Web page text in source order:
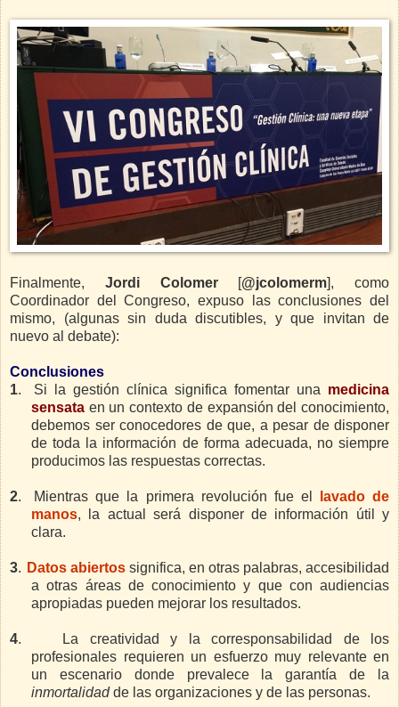
Finalmente, Jordi Colomer [@jcolomerm], como
Coordinador del Congreso, expuso las conclusiones del
mismo, (algunas sin duda discutibles, y que invitan de
nuevo al debate):
Conclusiones
1. Si la gestión clínica significa fomentar una medicina
sensata en un contexto de expansión del conocimiento,
debemos ser conocedores de que, a pesar de disponer
de toda la información de forma adecuada, no siempre
producimos las respuestas correctas.
2. Mientras que la primera revolución fue el
lavado de
manos, la actual será disponer de información útil y
clara.
3. Datos abiertos significa, en otras palabras, accesibilidad
a otras áreas de conocimiento y que con audiencias
apropiadas pueden mejorar los resultados.
4.
La creatividad y la corresponsabilidad de los
profesionales requieren un esfuerzo muy relevante en
un escenario donde prevalece la garantía de la
inmortalidadde las organizaciones y de las personas.